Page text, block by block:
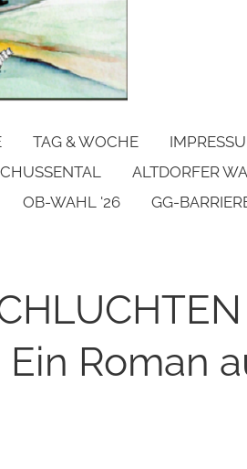
TAG & WOCHE
ALTDORFER
OB-WAHL '26 GG-
Roman